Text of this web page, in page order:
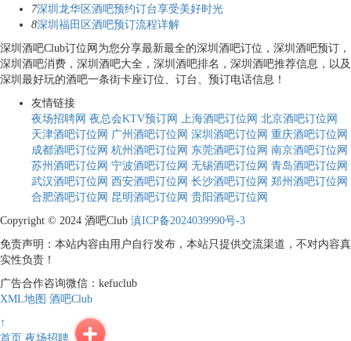
7深圳龙华区酒吧预约订台享受美好时光
8深圳福田区酒吧预订流程详解
深圳酒吧Club订位网为您分享最新最全的深圳酒吧订位，深圳酒吧预订，
深圳酒吧消费，深圳酒吧大全，深圳酒吧排名，深圳酒吧推荐信息，以及
深圳最好玩的酒吧一条街卡座订位、订台、预订电话信息！
友情链接
夜场招聘网 夜总会KTV预订网 上海酒吧订位网 北京酒吧订位网
天津酒吧订位网 广州酒吧订位网 深圳酒吧订位网 重庆酒吧订位网
成都酒吧订位网 杭州酒吧订位网 东莞酒吧订位网 南京酒吧订位网
苏州酒吧订位网 宁波酒吧订位网 无锡酒吧订位网 青岛酒吧订位网
武汉酒吧订位网 西安酒吧订位网 长沙酒吧订位网 郑州酒吧订位网
合肥酒吧订位网 昆明酒吧订位网 贵阳酒吧订位网
Copyright © 2024 酒吧Club 滇ICP备2024039990号-3
免责声明：本站内容由用户自行发布，本站只提供交流渠道，不对内容真
实性负责！
广告合作咨询微信：kefuclub
XML地图 酒吧Club
↑
首页 夜场招聘